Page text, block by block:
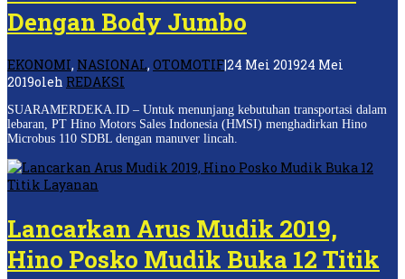
Dengan Body Jumbo
EKONOMI, NASIONAL, OTOMOTIF|24 Mei 201924 Mei
2019oleh REDAKSI
SUARAMERDEKA.ID – Untuk menunjang kebutuhan transportasi dalam
lebaran, PT Hino Motors Sales Indonesia (HMSI) menghadirkan Hino
Microbus 110 SDBL dengan manuver lincah.
Lancarkan Arus Mudik 2019,
Hino Posko Mudik Buka 12 Titik